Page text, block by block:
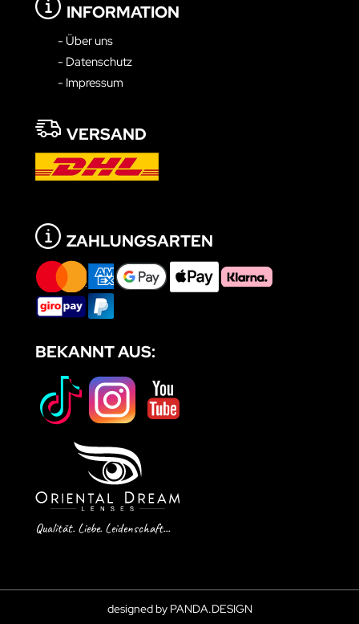
INFORMATION
- Über uns
- Datenschutz
- Impressum
VERSAND
ZAHLUNGSARTEN
BEKANNT AUS:
Qualität. Liebe. Leidenschaft...
designed by PANDA.DESIGN